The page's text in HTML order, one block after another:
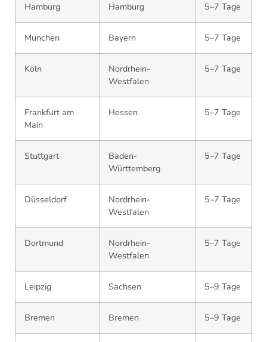
Hamburg Hamburg 5–7 Tage
München Bayern 5–7 Tage
Köln
Nordrhein-
Westfalen
5–7 Tage
Frankfurt am
Main
Hessen 5–7 Tage
Stuttgart
Baden-
Württemberg
5–7 Tage
Düsseldorf
Nordrhein-
Westfalen
5–7 Tage
Dortmund
Nordrhein-
Westfalen
5–7 Tage
Leipzig Sachsen 5–9 Tage
Bremen Bremen 5–9 Tage